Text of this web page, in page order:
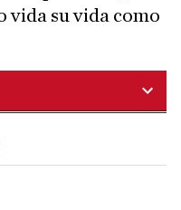
vida su vida como